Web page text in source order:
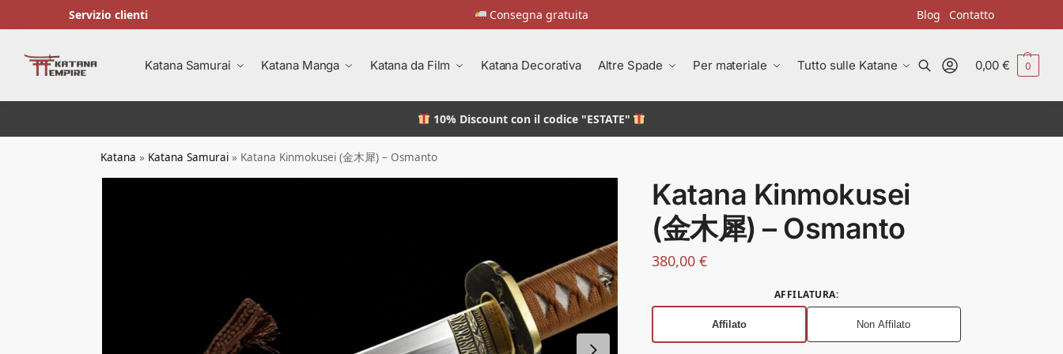
Servizio clienti Consegna gratuita Blog Contatto
Katana Samurai Katana Manga Katana da Film Katana Decorativa Altre Spade Per materiale Tutto sulle Katane
Ricerca
0,00€ 0
10% Discountcon il codice "ESTATE"
Katana » Katana Samurai » Katana Kinmokusei (金木犀) – Osmanto
Katana Kinmokusei
(金木犀) – Osmanto
380,00€
AFFILATURA:
Affilato Non Affilato